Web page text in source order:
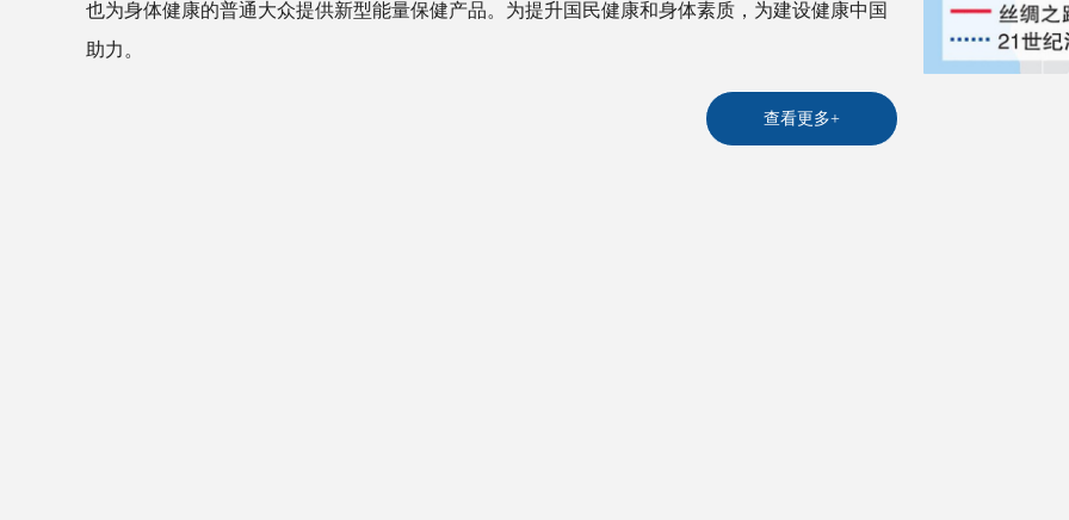
也为身体健康的普通大众提供新型能量保健产品。为提升国民健康和身体素质，为建设健康中国
助力。
查看更多+